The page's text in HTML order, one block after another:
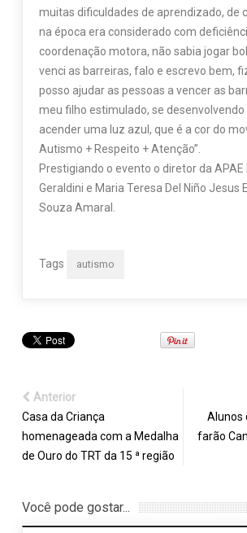
muitas dificuldades de aprendizado, de
na época era considerado com
coordenação motora, não sabia jogar
venci as barreiras, falo e escrevo bem,
posso ajudar as pessoas a vencer as
meu filho estimulado, se desenvolvendo
acender uma luz azul, que é a cor do
Autismo + Respeito + Atenção”.
Prestigiando o evento o diretor da APAE
Geraldini e Maria Teresa Del Niño Jesus
Souza Amaral.
Tags autismo
Anterior
Casa da Criança
homenageada com a Medalha
de Ouro do TRT da 15 ª região
Alunos
farão
Você pode gostar...